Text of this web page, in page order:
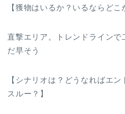
【獲物はいるか？いるならどこ
直撃エリア。トレンドラインで
だ早そう
【シナリオは？どうなればエ
スルー？】